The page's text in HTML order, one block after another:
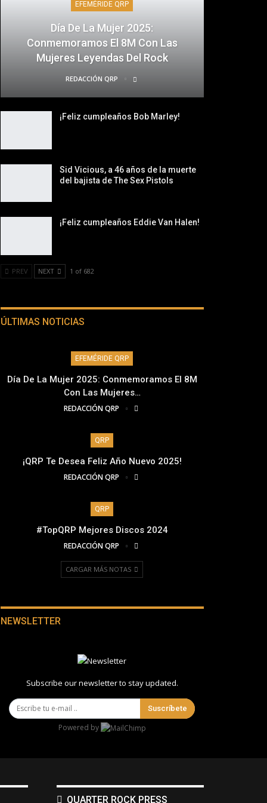
EFEMÉRIDE QRP
Día De La Mujer 2025:
Conmemoramos El 8M Con Las
Mujeres Leyendas Del Rock
REDACCIÓN QRP
¡Feliz cumpleaños Bob Marley!
Sid Vicious, a 46 años de la muerte
del bajista de The Sex Pistols
¡Feliz cumpleaños Eddie Van Halen!
PREV NEXT 1 of 682
ÚLTIMAS NOTICIAS
EFEMÉRIDE QRP
Día De La Mujer 2025: Conmemoramos El 8M
Con Las Mujeres…
REDACCIÓN QRP
QRP
¡QRP Te Desea Feliz Año Nuevo 2025!
REDACCIÓN QRP
QRP
#TopQRP Mejores Discos 2024
REDACCIÓN QRP
CARGAR MÁS NOTAS
NEWSLETTER
Subscribe our newsletter to stay updated.
Suscríbete
Powered by
QUARTER ROCK PRESS